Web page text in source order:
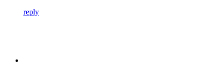
reply